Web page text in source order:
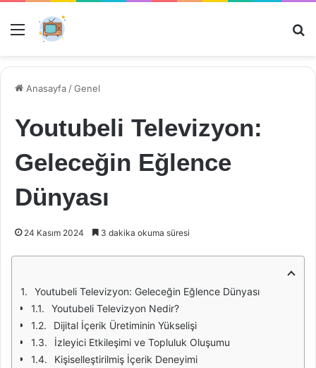
Menü
Anasayfa /Genel
Youtubeli Televizyon:
Geleceğin Eğlence
Dünyası
24 Kasım 2024 3 dakika okuma süresi
Youtubeli Televizyon: Geleceğin Eğlence Dünyası
Youtubeli Televizyon Nedir?
Dijital İçerik Üretiminin Yükselişi
İzleyici Etkileşimi ve Topluluk Oluşumu
Kişiselleştirilmiş İçerik Deneyimi